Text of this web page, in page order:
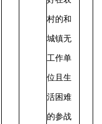
村的和
城镇无
工作单
位且生
活困难
的参战